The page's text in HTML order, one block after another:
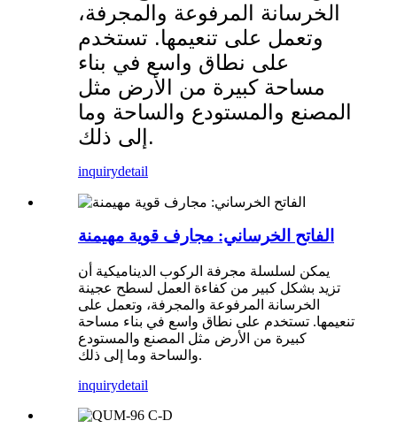
الخرسانة المرفوعة والمجرفة،
وتعمل على تنعيمها. تستخدم
على نطاق واسع في بناء
مساحة كبيرة من الأرض مثل
المصنع والمستودع والساحة وما
إلى ذلك.
inquirydetail
الفاتح الخرساني: مجارف قوية مهيمنة
يمكن لسلسلة مجرفة الركوب الديناميكية أن
تزيد بشكل كبير من كفاءة العمل لسطح عجينة
الخرسانة المرفوعة والمجرفة، وتعمل على
تنعيمها. تستخدم على نطاق واسع في بناء مساحة
كبيرة من الأرض مثل المصنع والمستودع
والساحة وما إلى ذلك.
inquirydetail